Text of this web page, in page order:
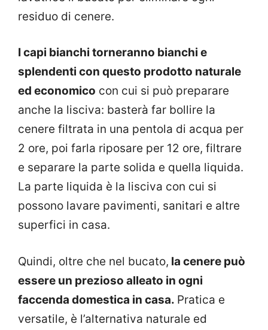
residuo di cenere.
I capi bianchi torneranno bianchi e
splendenti con questo prodotto naturale
ed economico con cui si può preparare
anche la lisciva: basterà far bollire la
cenere filtrata in una pentola di acqua per
2 ore, poi farla riposare per 12 ore, filtrare
e separare la parte solida e quella liquida.
La parte liquida è la lisciva con cui si
possono lavare pavimenti, sanitari e altre
superfici in casa.
Quindi, oltre che nel bucato, la cenere può
essere un prezioso alleato in ogni
faccenda domestica in casa. Pratica e
versatile, è l’alternativa naturale ed